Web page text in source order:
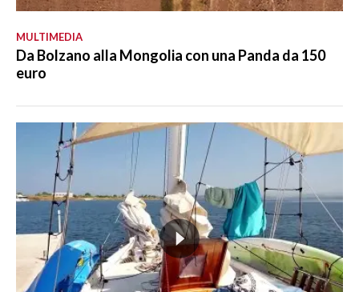
MULTIMEDIA
Da Bolzano alla Mongolia con una Panda da 150
euro